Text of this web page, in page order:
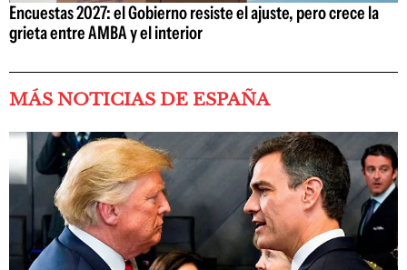
Encuestas 2027: el Gobierno resiste el ajuste, pero crece la
grieta entre AMBA y el interior
MÁS NOTICIAS DE ESPAÑA